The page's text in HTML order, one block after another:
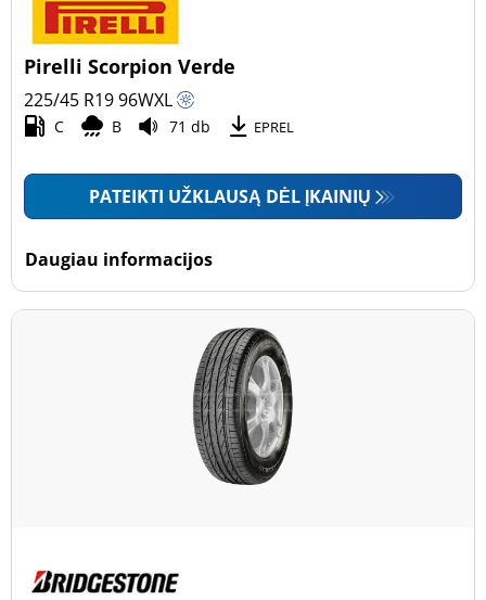
Pirelli Scorpion Verde
225/45 R1996WXL
C B 71 db EPREL
PATEIKTI UŽKLAUSĄ DĖL ĮKAINIŲ
Daugiau informacijos